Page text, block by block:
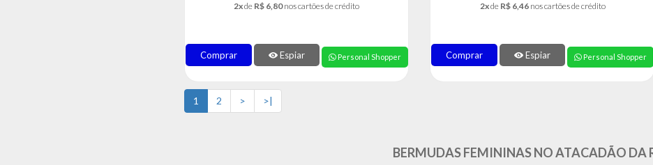
2xde R$ 6,80nos cartões de crédito
Comprar Espiar Personal Shopper
2xde R$ 6,46 nos cartões de crédito
Comprar Espiar Personal Shopper
1 2 > >|
BERMUDAS FEMININAS NO ATACADÃO DA